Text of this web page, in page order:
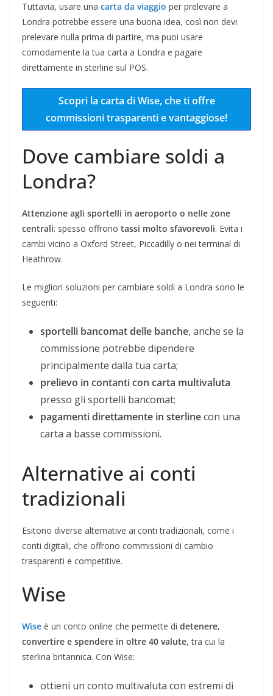
Tuttavia, usare una carta da viaggio per prelevare a
Londra potrebbe essere una buona idea, così non devi
prelevare nulla prima di partire, ma puoi usare
comodamente la tua carta a Londra e pagare
direttamente in sterline sul POS.
Scopri la carta di Wise, che ti offre
commissioni trasparenti e vantaggiose!
Dove cambiare soldi a
Londra?
Attenzione agli sportelli in aeroporto o nelle zone
centrali: spesso offrono tassi molto sfavorevoli. Evita i
cambi vicino a Oxford Street, Piccadilly o nei terminal di
Heathrow.
Le migliori soluzioni per cambiare soldi a Londra sono le
seguenti:
sportelli bancomat delle banche, anche se la
commissione potrebbe dipendere
principalmente dalla tua carta;
prelievo in contanti con carta multivaluta
presso gli sportelli bancomat;
pagamenti direttamente in sterlinecon una
carta a basse commissioni.
Alternative ai conti
tradizionali
Esitono diverse alternative ai conti tradizionali, come i
conti digitali, che offrono commissioni di cambio
trasparenti e competitive.
Wise
Wise è un conto online che permette di detenere,
convertire e spendere in oltre 40 valute, tra cui la
sterlina britannica. Con Wise:
ottieni un conto multivaluta con estremi di